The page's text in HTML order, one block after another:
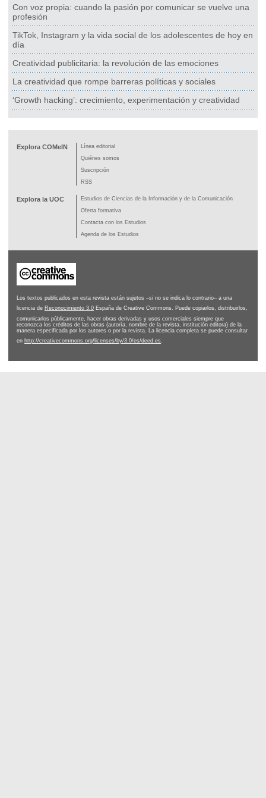
Con voz propia: cuando la pasión por comunicar se vuelve una
profesión
TikTok, Instagram y la vida social de los adolescentes de hoy en
día
Creatividad publicitaria: la revolución de las emociones
La creatividad que rompe barreras políticas y sociales
‘Growth hacking’: crecimiento, experimentación y creatividad
Explora COMeIN
Línea editorial
Quiénes somos
Suscripción
RSS
Explora la UOC
Estudios de Ciencias de la Información y de la Comunicación
Oferta formativa
Contacta con los Estudios
Agenda de los Estudios
Los textos publicados en esta revista están sujetos –si no se indica lo contrario– a una
licencia de Reconocimiento 3.0 España de Creative Commons. Puede copiarlos, distribuirlos,
comunicarlos públicamente, hacer obras derivadas y usos comerciales siempre que
reconozca los créditos de las obras (autoría, nombre de la revista, institución editora) de la
manera especificada por los autores o por la revista. La licencia completa se puede consultar
en http://creativecommons.org/licenses/by/3.0/es/deed.es.